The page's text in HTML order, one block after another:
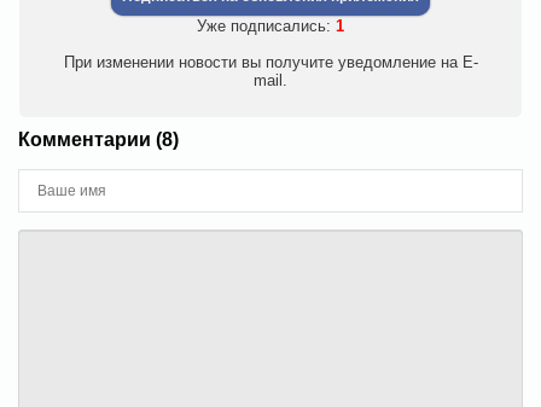
Уже подписались: 1
При изменении новости вы получите уведомление на E-
mail.
Комментарии (8)